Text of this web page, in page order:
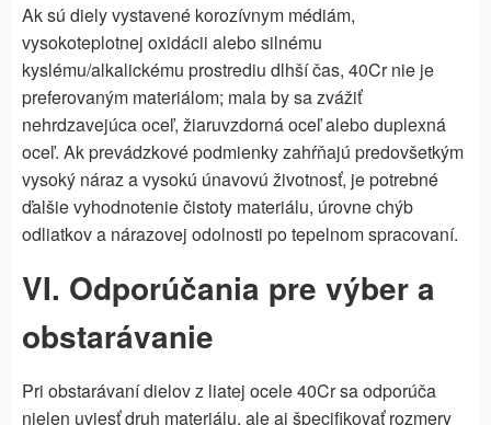
Ak sú diely vystavené korozívnym médiám,
vysokoteplotnej oxidácii alebo silnému
kyslému/alkalickému prostrediu dlhší čas, 40Cr nie je
preferovaným materiálom; mala by sa zvážiť
nehrdzavejúca oceľ, žiaruvzdorná oceľ alebo duplexná
oceľ. Ak prevádzkové podmienky zahŕňajú predovšetkým
vysoký náraz a vysokú únavovú životnosť, je potrebné
ďalšie vyhodnotenie čistoty materiálu, úrovne chýb
odliatkov a nárazovej odolnosti po tepelnom spracovaní.
VI. Odporúčania pre výber a
obstarávanie
Pri obstarávaní dielov z liatej ocele 40Cr sa odporúča
nielen uviesť druh materiálu, ale aj špecifikovať rozmery